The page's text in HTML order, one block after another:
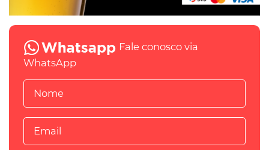
Fale conosco via
WhatsApp